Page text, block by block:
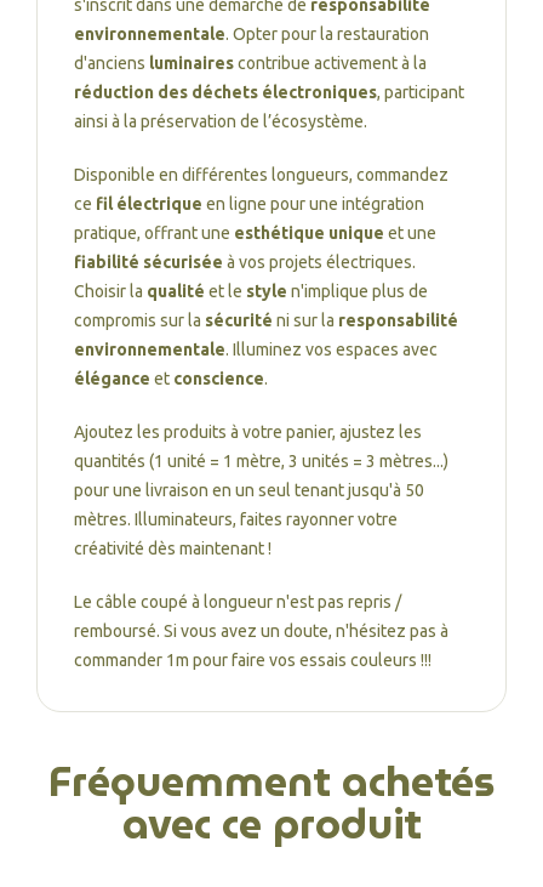
s'inscrit dans une démarche de responsabilité
environnementale. Opter pour la restauration
d'anciens luminairescontribue activement à la
réduction des déchets électroniques, participant
ainsi à la préservation de l’écosystème.
Disponible en différentes longueurs, commandez
ce fil électrique en ligne pour une intégration
pratique, offrant une esthétique unique et une
fiabilité sécurisée à vos projets électriques.
Choisir la qualité et le style n'implique plus de
compromis sur la sécurité ni sur la responsabilité
environnementale. Illuminez vos espaces avec
élégance et conscience.
Ajoutez les produits à votre panier, ajustez les
quantités (1 unité = 1 mètre, 3 unités = 3 mètres...)
pour une livraison en un seul tenant jusqu'à 50
mètres. Illuminateurs, faites rayonner votre
créativité dès maintenant !
Le câble coupé à longueur n'est pas repris /
remboursé. Si vous avez un doute, n'hésitez pas à
commander 1m pour faire vos essais couleurs !!!
Fréquemment achetés
avec ce produit